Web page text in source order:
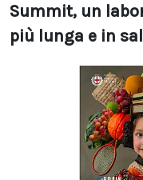
Summit, un
più lunga e in